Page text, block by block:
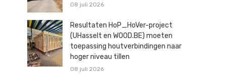
08 juli 2026
Resultaten HoP_HoVer-project
(UHasselt en WOOD.BE) moeten
toepassing houtverbindingen naar
hoger niveau tillen
08 juli 2026